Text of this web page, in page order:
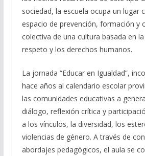
sociedad, la escuela ocupa un lugar
espacio de prevención, formación y
colectiva de una cultura basada en
respeto y los derechos humanos.
La jornada “Educar en Igualdad”,
hace años al calendario escolar
las comunidades educativas a
diálogo, reflexión crítica y
a los vínculos, la diversidad, los
violencias de género. A través de
abordajes pedagógicos, el aula se